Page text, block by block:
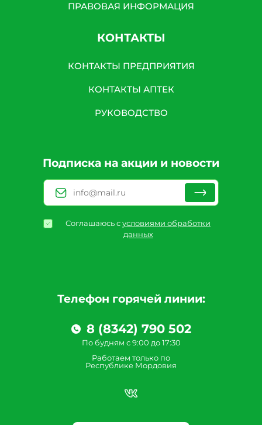
Телефон горячей линии:
8 (8342) 790 502
По будням с 9:00 до 17:30
Работаем только по
Республике Мордовия
ПРАВОВАЯ ИНФОРМАЦИЯ
КОНТАКТЫ
КОНТАКТЫ ПРЕДПРИЯТИЯ
КОНТАКТЫ АПТЕК
РУКОВОДСТВО
Подписка на акции и новости
Соглашаюсь сусловиями обработки
данных